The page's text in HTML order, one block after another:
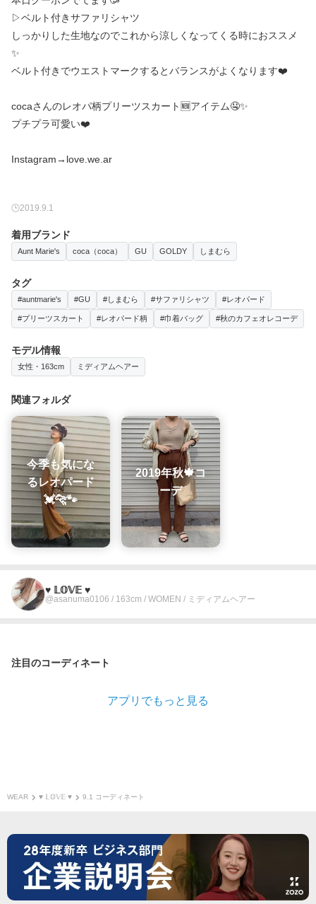
▷ベルト付きサファリシャツ
しっかりした生地なのでこれから涼しくなってくる時におススメ
✨
ベルト付きでウエストマークするとバランスがよくなります❤️
cocaさんのレオパ柄プリーツスカート🆕アイテム🤤✨
プチプラ可愛い❤️
Instagram→love.we.ar
2019.9.1
着用ブランド
Aunt Marie's coca（coca） GU GOLDY しまむら
タグ
#auntmarie's #GU #しまむら #サファリシャツ #レオパード
#プリーツスカート #レオパード柄 #巾着バッグ #秋のカフェオレコーデ
モデル情報
女性・163cm ミディアムヘアー
関連フォルダ
今季も気にな
るレオパード
💓🐆🐾
2019年秋🍁コ
ーデ
♥︎ 𝕃𝕆𝕍𝔼 ♥︎
@asanuma0106 / 163cm / WOMEN / ミディアムヘアー
注目のコーディネート
アプリでもっと見る
WEAR ♥︎ 𝕃𝕆𝕍𝔼 ♥︎ 9.1 コーディネート